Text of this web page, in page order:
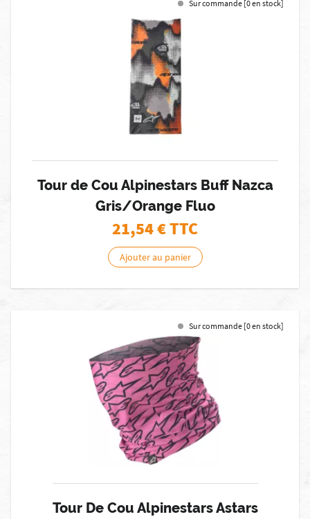
Sur commande [0 en stock]
Tour de Cou Alpinestars Buff Nazca
Gris/Orange Fluo
21,54€ TTC
Ajouter au panier
Sur commande [0 en stock]
Tour De Cou Alpinestars Astars